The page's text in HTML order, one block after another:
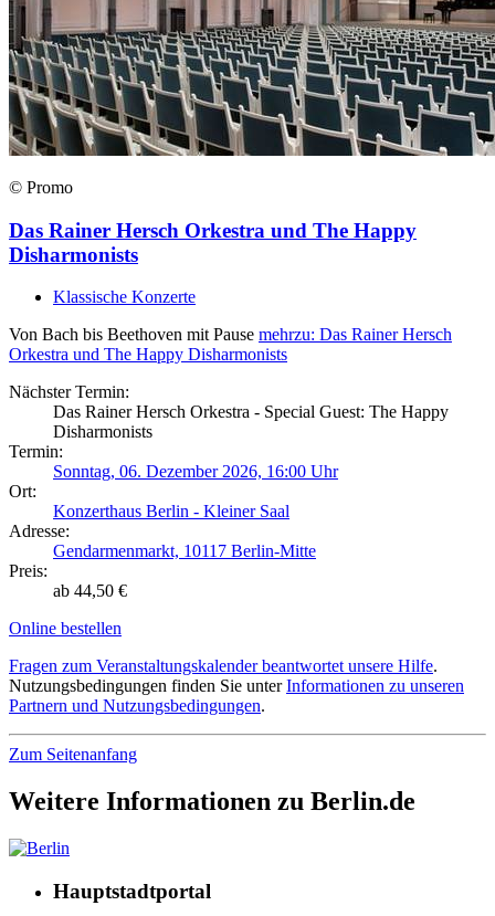
© Promo
Das Rainer Hersch Orkestra und The Happy
Disharmonists
Klassische Konzerte
Von Bach bis Beethoven mit Pause mehrzu: Das Rainer Hersch
Orkestra und The Happy Disharmonists
Nächster Termin:
Das Rainer Hersch Orkestra - Special Guest: The Happy
Disharmonists
Termin:
Sonntag, 06. Dezember 2026, 16:00 Uhr
Ort:
Konzerthaus Berlin - Kleiner Saal
Adresse:
Gendarmenmarkt, 10117 Berlin-Mitte
Preis:
ab 44,50 €
Online bestellen
Fragen zum Veranstaltungskalender beantwortet unsere Hilfe.
Nutzungsbedingungen finden Sie unterInformationen zu unseren
Partnern und Nutzungsbedingungen.
Zum Seitenanfang
Weitere Informationen zu Berlin.de
Hauptstadtportal